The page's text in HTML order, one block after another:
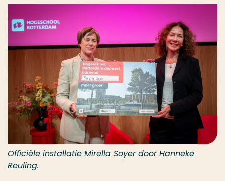
Officiële installatie Mirella Soyer door Hanneke
Reuling.